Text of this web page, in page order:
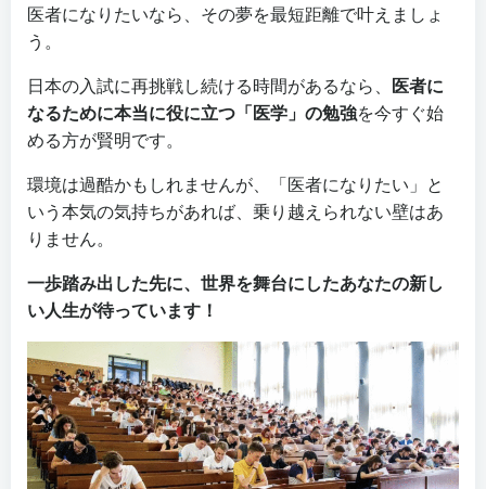
医者になりたいなら、その夢を最短距離で叶えましょ
う。
日本の入試に再挑戦し続ける時間があるなら、 医者に
なるために本当に役に立つ「医学」の勉強を今すぐ始
める方が賢明です。
環境は過酷かもしれませんが、「医者になりたい」と
いう本気の気持ちがあれば、乗り越えられない壁はあ
りません。
一歩踏み出した先に、世界を舞台にしたあなたの新し
い人生が待っています！